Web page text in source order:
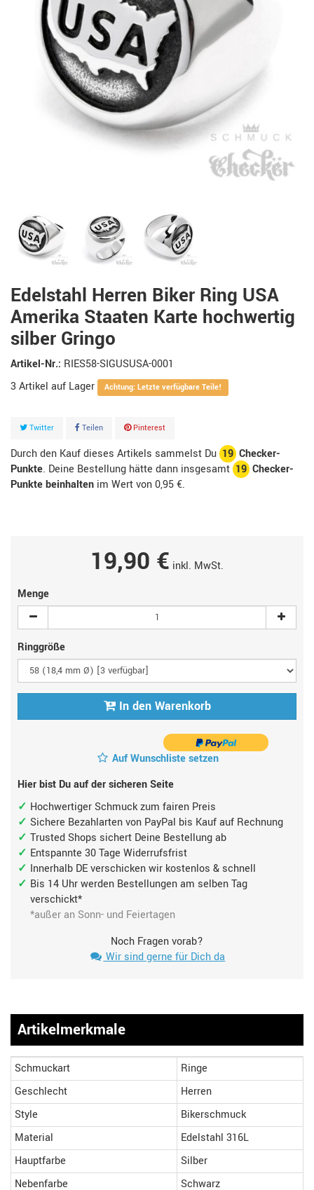
Edelstahl Herren Biker Ring USA
Amerika Staaten Karte hochwertig
silber Gringo
Artikel-Nr.: RIES58-SIGUSUSA-0001
3 Artikel Achtung: Letzte verfügbare Teile!
Twitter Teilen Pinterest
Durch den Kauf dieses Artikels sammelst Du 19 Checker-
Punkte. Deine Bestellung hätte dann insgesamt 19 Checker-
Punkte beinhalten im Wert von0,95 €.
19,90 € inkl. MwSt.
Menge
Ringgröße
In den Warenkorb
Auf Wunschliste setzen
Hier bist Du auf der sicheren Seite
Hochwertiger Schmuck zum fairen Preis
Sichere Bezahlarten von PayPal bis Kauf auf Rechnung
Trusted Shops sichert Deine Bestellung ab
Entspannte 30 Tage Widerrufsfrist
Innerhalb DE verschicken wir kostenlos & schnell
Bis 14 Uhr werden Bestellungen am selben Tag
verschickt*
*außer an Sonn- und Feiertagen
Noch Fragen vorab?
Wir sind gerne für Dich da
Artikelmerkmale
Schmuckart
Ringe
Geschlecht
Herren
Style
Bikerschmuck
Material
Edelstahl 316L
Hauptfarbe
Silber
Nebenfarbe
Schwarz